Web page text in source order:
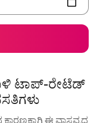
ಟಾಪ್-ರೇಟೆಡ್
ಕಾರಣಕ್ಕಾಗಿ ಈ ವಾಸ್ತವ್ಯದ